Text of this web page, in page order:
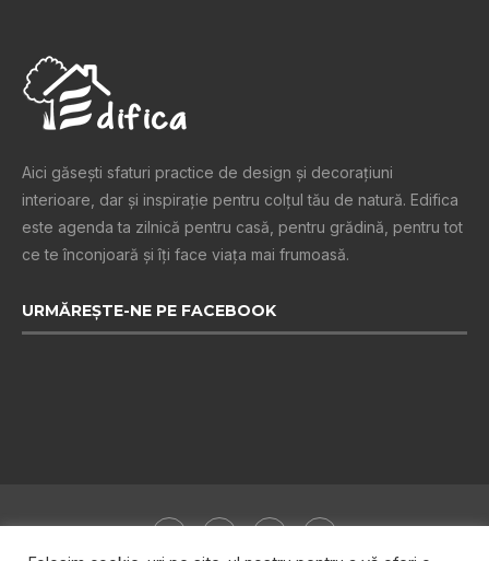
Aici găsești sfaturi practice de design şi decoraţiuni
interioare, dar și inspiraţie pentru colţul tău de natură. Edifica
este agenda ta zilnică pentru casă, pentru grădină, pentru tot
ce te înconjoară şi îţi face viaţa mai frumoasă.
URMĂREȘTE-NE PE FACEBOOK